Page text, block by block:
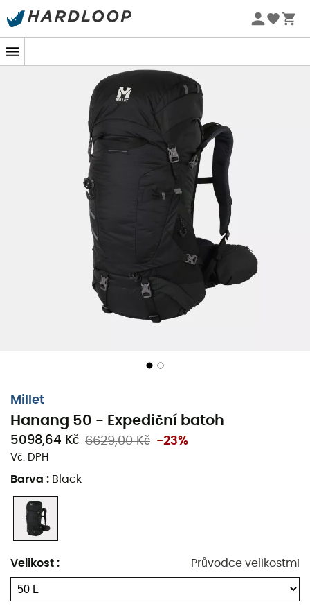
Letní akce 🔥 -5 % EXTRA při nákupu 2 produktů* s kódem
Millet
Hanang 50 - Expediční batoh
5098,64 Kč 6629,00 Kč -23%
Vč. DPH
Barva : Black
Velikost : Průvodce velikostmi
nastavitelný zádový systém ve třech velikostech pro
přirozené ergonomické přizpůsobení. Jeho struktura je
navíc vysoce polstrovaná
vašich dlouhých dnů na cestách. Objevte nový způsob
cestovánís Hanang 50!
Hlavní materiál: N 300D twin chip robic - 100%
polyamid - nepromokavost 1000 mm
Sekundární materiál: N 210D dynajin ht - 100%
polyamid - nepromokavost 1000 mm
Sekundární materiál: P 600D oxford - 100% polyester
- nepromokavost 1000 mm
Sekundární materiál: N 1000D - 100% polyamid -
nepromokavost 1000 mm
Podšívka: N 210D 113T - 100% polyamid - PU 1000 mm
Rychlý přístup k holím: rychlý systém uchycení holí
bez nutnosti sundání batohu, uvolnění rukou při
tvaru U - po úplném otevření batohu je velmi rychlé
umístění věcí uvnitř
Nastavitelný zádový systém: nastavitelný zádový
systém ve třech velikostech pro přirozené
ergonomické přizpůsobení, jednoduchý, lehký,
struktura pěnou Ariaprene® a 3D síťovinou pro
prodyšnost a pohodlí
Voděodolný obal: integrovaný pláštěnkový obal -
lze jej velmi rychle vytáhnout v případě deště a
zakrýt batoh bez rizika ztráty
Quick Axe™: integrovaný systém pro rychlé
uchycení cepínů a holí, přirozené umístění hlavou